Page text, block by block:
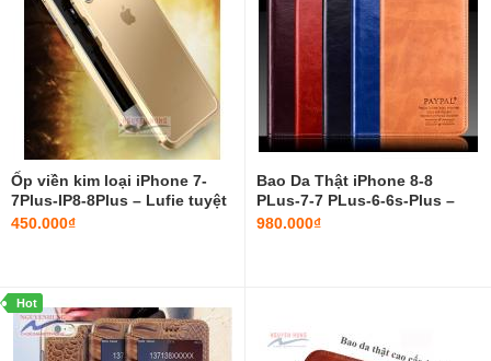
Ốp viền kim loại iPhone 7-
7Plus-IP8-8Plus – Lufie tuyệt
đẹp
450.000₫
Bao Da Thật iPhone 8-8
PLus-7-7 PLus-6-6s-Plus –
PAYPAL 2 mặt
980.000₫
Hot